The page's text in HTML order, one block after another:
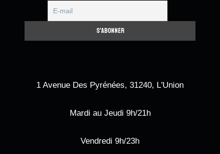
1 Avenue Des Pyrénées, 31240, L'Union
Mardi au Jeudi 9h/21h
Vendredi 9h/23h